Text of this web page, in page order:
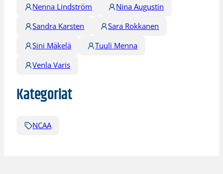
Nenna Lindström
Nina Augustin
Sandra Karsten
Sara Rokkanen
Sini Mäkelä
Tuuli Menna
Venla Varis
Kategoriat
NCAA